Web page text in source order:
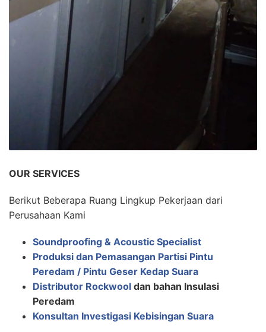
OUR SERVICES
Berikut Beberapa Ruang Lingkup Pekerjaan dari
Perusahaan Kami
Soundproofing & Acoustic Specialist
Produksi dan Pemasangan Partisi Pintu
Peredam / Pintu Geser Kedap Suara
Distributor Rockwool dan bahan Insulasi
Peredam
Konsultan Investigasi Kebisingan Suara